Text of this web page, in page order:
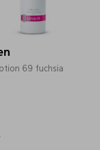
69 fuchsia